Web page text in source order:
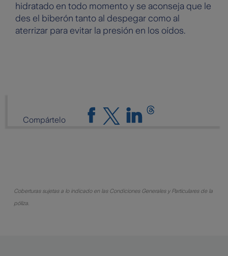
hidratado en todo momento y se aconseja que le
des el biberón tanto al despegar como al
aterrizar para evitar la presión en los oídos.
Compártelo
Coberturas sujetas a lo indicado en las Condiciones Generales y Particulares de la
póliza.